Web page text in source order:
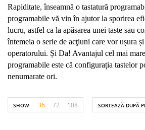
Rapiditate, înseamnă o tastatură
programabile vă vin în ajutor la sporirea
lucru, astfel ca la apăsarea unei taste sau
întemeia o serie de acţiuni care vor ușura
operatorului. Și Da! Avantajul cel mai
programabile este că configurația tastelor
nenumarate ori.
SORTEAZĂ DUPĂ
SHOW 36 72 108